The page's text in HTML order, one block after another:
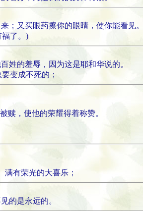
；又买眼药擦你的眼睛，使你能看见
了。)
姓的羞辱，因为这是耶和华说的。
变成不死的；
赎，使他的荣耀得着称赞。
有荣光的大喜乐；
的是永远的。